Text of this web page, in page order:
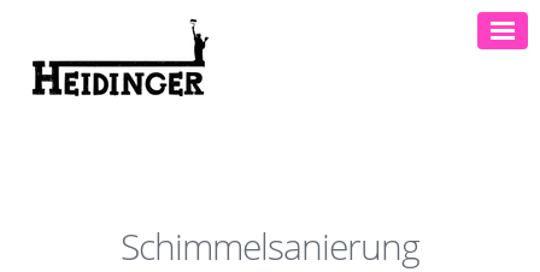
Schimmelsanierung